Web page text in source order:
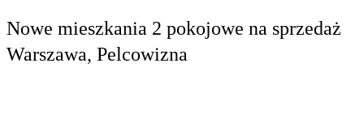
Nowe mieszkania 2 pokojowe na sprzedaż
Warszawa, Pelcowizna